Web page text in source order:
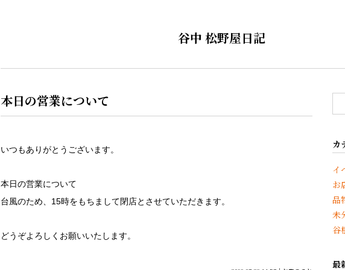
谷中 松野屋日記
本日の営業について
いつもありがとうございます。
本日の営業について
台風のため、15時をもちまして閉店とさせていただきます。
どうぞよろしくお願いいたします。
カ
イ
お
品
未
谷
最